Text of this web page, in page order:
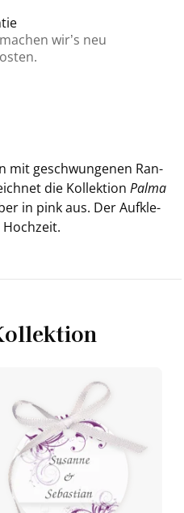
wir’s neu
mit ge­schwun­ge­nen Ran­
die Kol­lek­ti­on Palma
in pink aus. Der Auf­kle­